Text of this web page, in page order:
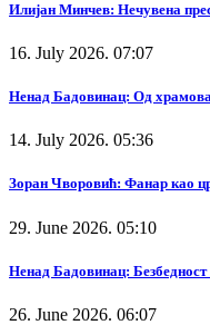
Илијан Минчев: Нечувена
16. July 2026. 07:07
Ненад Бадовинац: Од храмова
14. July 2026. 05:36
Зоран Чворовић: Фанар као
29. June 2026. 05:10
Ненад Бадовинац:
26. June 2026. 06:07